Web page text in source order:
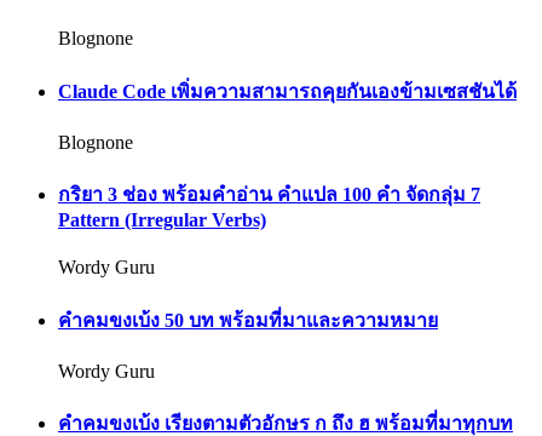
Blognone
Claude Code เพิ่มความสามารถคุยกันเองข้ามเซสชันได้
Blognone
กริยา 3 ช่อง พร้อมคำอ่าน คำแปล 100 คำ จัดกลุ่ม 7
Pattern (Irregular Verbs)
Wordy Guru
คำคมขงเบ้ง 50 บท พร้อมที่มาและความหมาย
Wordy Guru
คำคมขงเบ้ง เรียงตามตัวอักษร ก ถึง ฮ พร้อมที่มาทุกบท